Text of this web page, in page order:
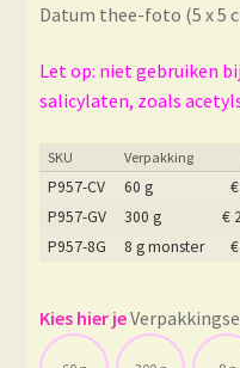
Datum thee-foto (5 x 5
Let op: niet gebruiken
salicylaten, zoals
SKU Verpakking
P957-CV 60 g €
P957-GV
300 g €
P957-8G
8 g monster €